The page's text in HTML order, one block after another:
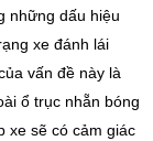
những dấu hiệu
xe đánh lái
vấn đề này là
ổ trục nhẵn bóng
xe sẽ có cảm giác